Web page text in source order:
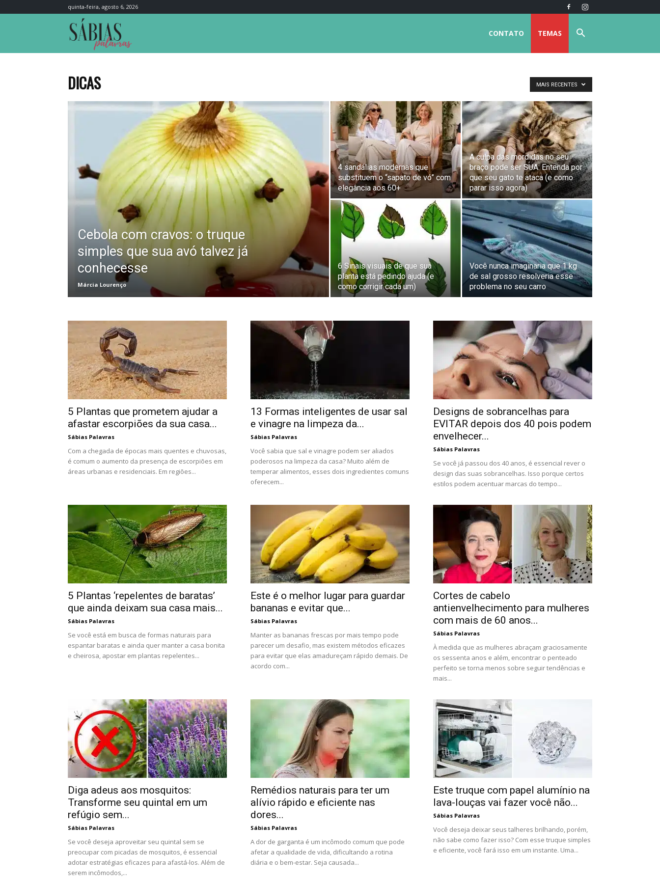
quinta-feira, agosto 6, 2026
TEMAS
CONTATO
DICAS MAIS RECENTES
Cebola com cravos: o truque
simples que sua avó talvez já
conhecesse
Márcia Lourenço
4 sandálias modernas que
substituem o “sapato de vó” com
elegância aos 60+
A culpa das mordidas no seu
braço pode ser SUA: Entenda por
que seu gato te ataca (e como
parar isso agora)
6 Sinais visuais de que sua
planta está pedindo ajuda (e
como corrigir cada um)
Você nunca imaginaria que 1 kg
de sal grosso resolveria esse
problema no seu carro
5 Plantas que prometem ajudar a
afastar escorpiões da sua casa...
Sábias Palavras
Com a chegada de épocas mais quentes e chuvosas,
é comum o aumento da presença de escorpiões em
áreas urbanas e residenciais. Em regiões...
13 Formas inteligentes de usar sal
e vinagre na limpeza da...
Sábias Palavras
Você sabia que sal e vinagre podem ser aliados
poderosos na limpeza da casa? Muito além de
temperar alimentos, esses dois ingredientes comuns
oferecem...
Designs de sobrancelhas para
EVITAR depois dos 40 pois podem
envelhecer...
Sábias Palavras
Se você já passou dos 40 anos, é essencial rever o
design das suas sobrancelhas. Isso porque certos
estilos podem acentuar marcas do tempo...
5 Plantas ‘repelentes de baratas’
que ainda deixam sua casa mais...
Sábias Palavras
Se você está em busca de formas naturais para
espantar baratas e ainda quer manter a casa bonita
e cheirosa, apostar em plantas repelentes...
Este é o melhor lugar para guardar
bananas e evitar que...
Sábias Palavras
Manter as bananas frescas por mais tempo pode
parecer um desafio, mas existem métodos eficazes
para evitar que elas amadureçam rápido demais. De
acordo com...
Cortes de cabelo
antienvelhecimento para mulheres
com mais de 60 anos...
Sábias Palavras
À medida que as mulheres abraçam graciosamente
os sessenta anos e além, encontrar o penteado
perfeito se torna menos sobre seguir tendências e
mais...
Diga adeus aos mosquitos:
Transforme seu quintal em um
refúgio sem...
Sábias Palavras
Se você deseja aproveitar seu quintal sem se
preocupar com picadas de mosquitos, é essencial
adotar estratégias eficazes para afastá-los. Além de
serem incômodos,...
Remédios naturais para ter um
alívio rápido e eficiente nas
dores...
Sábias Palavras
A dor de garganta é um incômodo comum que pode
afetar a qualidade de vida, dificultando a rotina
diária e o bem-estar. Seja causada...
Este truque com papel alumínio na
lava-louças vai fazer você não...
Sábias Palavras
Você deseja deixar seus talheres brilhando, porém,
não sabe como fazer isso? Com esse truque simples
e eficiente, você fará isso em um instante. Uma...